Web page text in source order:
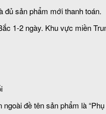
sản phẩm mới thanh toán.
1-2 ngày. Khu vực miền
đề tên sản phẩm là “Phụ